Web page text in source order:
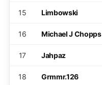
15 Limbowski
16 Michael J Chopps
17 Jahpaz
18 Grmmr.126